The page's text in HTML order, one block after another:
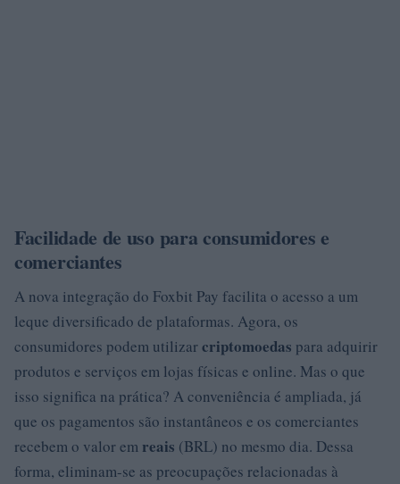
Facilidade de uso para consumidores e
comerciantes
A nova integração do Foxbit Pay facilita o acesso a um
leque diversificado de plataformas. Agora, os
consumidores podem utilizarcriptomoedas para adquirir
produtos e serviços em lojas físicas e online. Mas o que
isso significa na prática? A conveniência é ampliada, já
que os pagamentos são instantâneos e os comerciantes
recebem o valor em reais (BRL) no mesmo dia. Dessa
forma, eliminam-se as preocupações relacionadas à